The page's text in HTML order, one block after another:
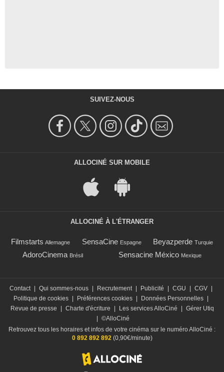
SUIVEZ-NOUS
ALLOCINÉ SUR MOBILE
ALLOCINÉ À L'ÉTRANGER
Filmstarts Allemagne SensaCine Espagne Beyazperde Turquie
AdoroCinema Brésil Sensacine México Mexique
Contact | Qui sommes-nous | Recrutement | Publicité | CGU | CGV |
Politique de cookies | Préférences cookies | Données Personnelles |
Revue de presse
| Charte d'écriture | Les services AlloCiné | Gérer Utiq
| ©AlloCiné
Retrouvez tous les horaires et infos de votre cinéma sur le numéro AlloCiné :
0 892 892 892(0,90€/minute)